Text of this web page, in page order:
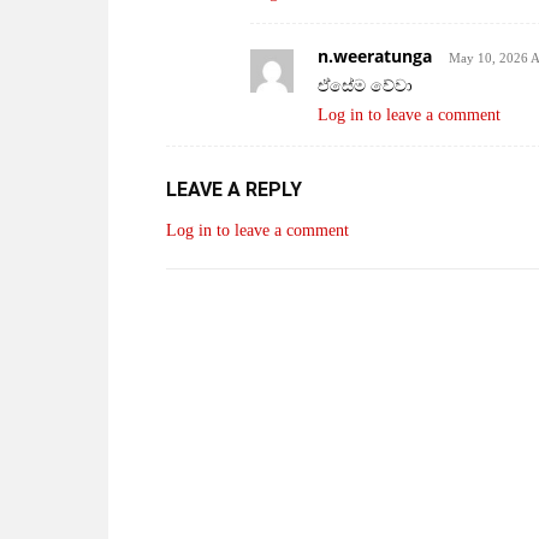
n.weeratunga May 10, 2026
ඒසේම වේවා
Log in to leave a comment
LEAVE A REPLY
Log in to leave a comment